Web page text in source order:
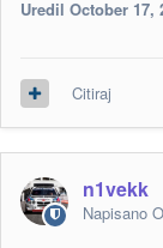
Uredil October 17,
Citiraj
n1vekk
Napisano